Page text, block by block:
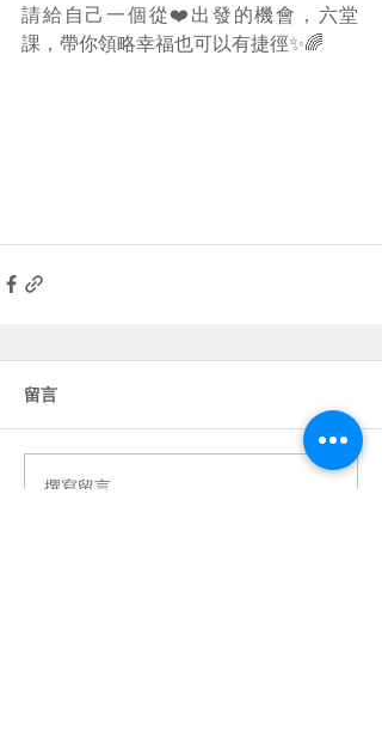
請給自己一個從❤️出發的機會，六堂
課，帶你領略幸福也可以有捷徑✨🌈
留言
撰寫留言......